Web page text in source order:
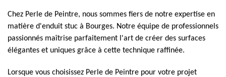
Chez Perle de Peintre, nous sommes fiers de notre expertise en
matière d'enduit stuc à Bourges. Notre équipe de professionnels
passionnés maîtrise parfaitement l'art de créer des surfaces
élégantes et uniques grâce à cette technique raffinée.
Lorsque vous choisissez Perle de Peintre pour votre projet